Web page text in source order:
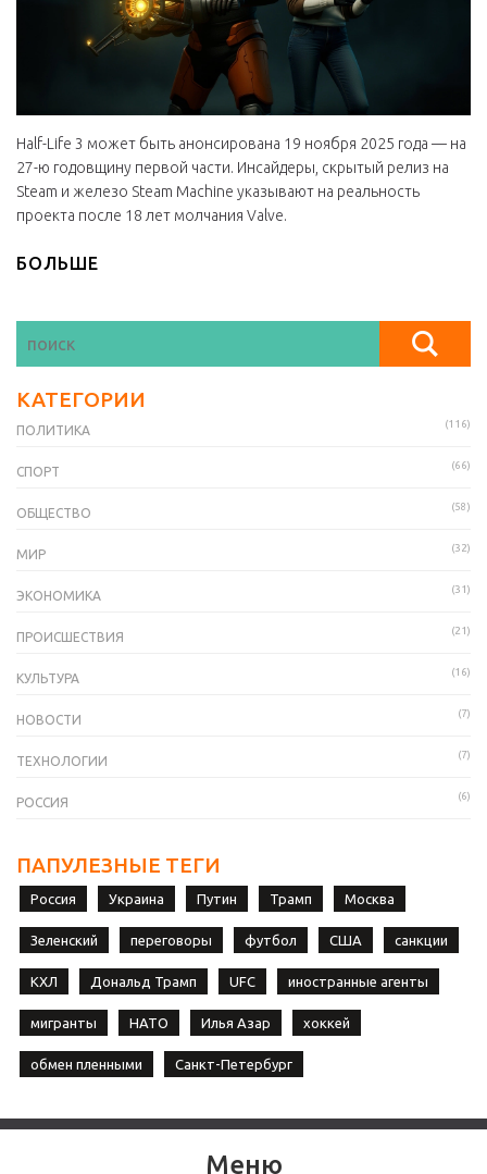
Half-Life 3 может быть анонсирована 19 ноября 2025 года — на
27-ю годовщину первой части. Инсайдеры, скрытый релиз на
Steam и железо Steam Machine указывают на реальность
проекта после 18 лет молчания Valve.
БОЛЬШЕ
КАТЕГОРИИ
ПОЛИТИКА (116)
СПОРТ (66)
ОБЩЕСТВО (58)
МИР (32)
ЭКОНОМИКА (31)
ПРОИСШЕСТВИЯ (21)
КУЛЬТУРА (16)
НОВОСТИ (7)
ТЕХНОЛОГИИ (7)
РОССИЯ (6)
ПАПУЛЕЗНЫЕ ТЕГИ
Россия Украина Путин Трамп Москва
Зеленский переговоры футбол США санкции
КХЛ Дональд Трамп UFC иностранные агенты
мигранты НАТО Илья Азар хоккей
обмен пленными Санкт-Петербург
Меню